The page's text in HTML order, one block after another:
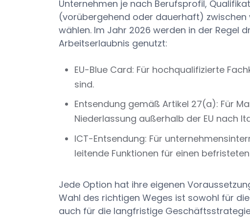
Unternehmen je nach Berufsprofil,
(vorübergehend oder dauerhaft)
wählen. Im Jahr 2026 werden in der Regel
Arbeitserlaubnis genutzt:
EU-Blue Card: Für hochqualifizierte
sind.
Entsendung gemäß Artikel 27(a): Für
Niederlassung außerhalb der EU nach
ICT-Entsendung: Für
leitende Funktionen für einen
Jede Option hat ihre eigenen
Wahl des richtigen Weges ist sowohl für
auch für die langfristige